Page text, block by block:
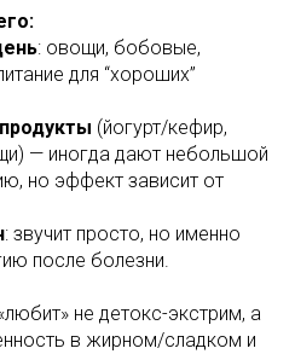
: овощи, бобовые,
для “хороших”
(йогурт/кефир,
— иногда дают небольшой
но эффект зависит от
: звучит просто, но именно
после болезни.
не детокс-экстрим, а
в жирном/сладком и